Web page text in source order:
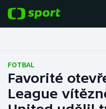
Fotbal
Hokej
FOTBAL
Favorité
League